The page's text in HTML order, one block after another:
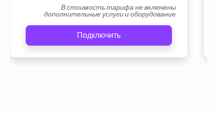
В стоимость тарифа не включены
дополнительные услуги и оборудование
Подключить